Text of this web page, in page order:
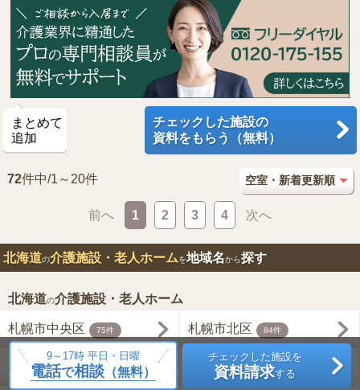
まとめて
追加
チェックした施設の
資料をもらう（無料）
9～17時 平日・日曜
電話で相談（無料）
チェックした施設を
資料請求する
72件中/1～20件
前へ 1 2 3 4 次へ
北海道の介護施設・老人ホームを地域名から探す
北海道の介護施設・老人ホーム
札幌市中央区 75件 札幌市北区 84件
札幌市東区 68件 札幌市白石区 66件